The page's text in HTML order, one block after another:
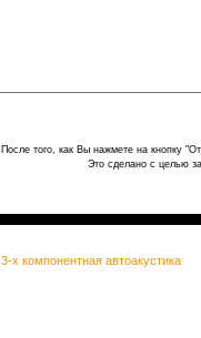
После того, как Вы нажмете на кнопку
Это сделано с целью
3-х компонентная автоакустика